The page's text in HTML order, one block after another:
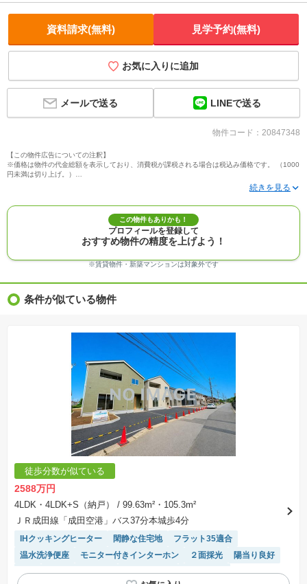
資料請求(無料) 見学予約(無料)
お気に入りに追加
メールで送る LINEで送る
物件コード：20847348
【この物件広告についての注釈】
※価格は物件の代金総額を表示しており、消費税が課税される場合は税込み価格です。 （1000
円未満は切り上げ。）
※写真に写っている、またはパース（絵）や間取り図に描かれている家具や車などは、特にコ
※建築条件付き土地価格には、建物価格は含まれません。
※物件情報は、原則として情報提供日の２日前に最終確認した情報です。
※完成予想図はいずれも外構、植栽、外観等実際のものとは多少異なることがあります。
※モデルルーム・モデルハウス・展示場・ショールームの画像の場合、今回販売の物件と異な
※ＣＧ合成の画像の場合、実際とは多少異なる場合があります。
※物件特徴：販売戸数が複数の物件は、全ての住戸に該当しない項目もあります。
※価格更新：物件価格が変更された日から１週間表示されます。
※建築条件土地の情報内に掲載されている、建物プラン例は、土地購入者の設計プランの参考
の一例であって、プランの採用可否は任意です。
※土地（建築条件なし）で「建物プラン例」が表記してある時、そのプラン例は特定の建築請
負会社によるもので、当該建築請負会社以外で建てた場合、同様のものが同価格で建てられる
とは限りません。また建築請負会社を特定するものではありません。
※建築条件付き土地とは、その土地に建築する建物の建築請負契約が、一定期間内に成立する
ことを条件として売買される土地のことをいいます。建築請負契約成立に向けて設計プランを
協議するため、土地購入者が自己の希望する建物の設計協議をするために必要な相当の期間の
交渉期間が設定され、その期間内で希望を満たすプランが実現できたかどうかにより結論を出
します。なお、この期間は概ね3ヶ月程度とされています。納得のいくプランが出来ず、建築請
負契約が成立しない場合、土地売買契約は白紙に戻り、土地契約にかかった代金（土地代金、
手付金など）は名目のいかんに関わらず、全て返却されます。
※課税対象物件の「価格」や「費用等」は消費税込みの「総額表示」で統一しています。
※「本体価格」とは、課税対象物件においては「消費税を除いた建物価格」と「土地価格」の
合計額を指します。
表示されておりません。
※取引にかかる費用：物件の契約手続き、決済、引き渡し時にかかる費用を表示しています。
不動産会社によって表記有無が異なるため、ご自身で十分な確認をしていただくようにお願い
いたします。
場合があります。
この物件もありかも！
プロフィールを登録して
おすすめ物件の精度を上げよう！
※賃貸物件・新築マンションは対象外です
条件が似ている物件
徒歩分数が似ている
2588万円
4LDK・4LDK+S（納戸）
/ 99.63m²・105.3m²
ＪＲ成田線「成田空港」バス37分本城歩4分
IHクッキングヒーター 閑静な住宅地
フラット35適合
温水洗浄便座
モニター付きインターホン ２面採光
陽当り良好
WIC
システムキッチン 対面キッチン 浴室乾燥機